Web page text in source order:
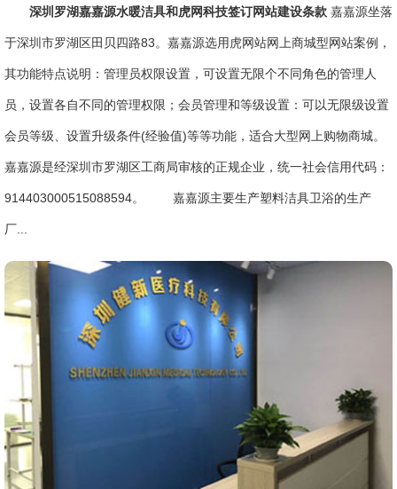
深圳罗湖嘉嘉源水暖洁具和虎网科技签订网站建设条款 嘉嘉源坐落
于深圳市罗湖区田贝四路83。嘉嘉源选用虎网站网上商城型网站案例，
其功能特点说明：管理员权限设置，可设置无限个不同角色的管理人
员，设置各自不同的管理权限；会员管理和等级设置：可以无限级设置
会员等级、设置升级条件(经验值)等等功能，适合大型网上购物商城。
嘉嘉源是经深圳市罗湖区工商局审核的正规企业，统一社会信用代码：
914403000515088594。 嘉嘉源主要生产塑料洁具卫浴的生产
厂...